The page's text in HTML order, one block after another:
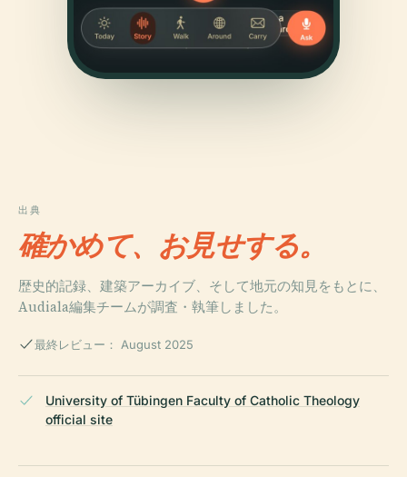
出典
確かめて、お見せする。
歴史的記録、建築アーカイブ、そして地元の知見をもとに、
Audiala編集チームが調査・執筆しました。
最終レビュー： August 2025
University of Tübingen Faculty of Catholic Theology
official site